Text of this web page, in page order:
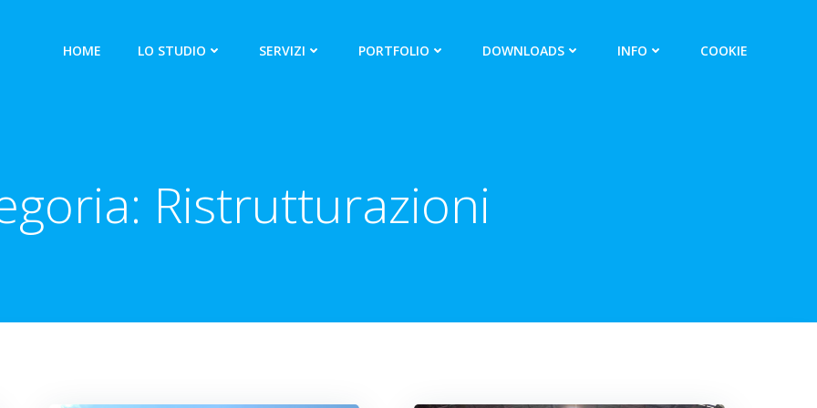
HOME LO STUDIO SERVIZI PORTFOLIO DOWNLOADS INFO COOKIE
Ristrutturazioni